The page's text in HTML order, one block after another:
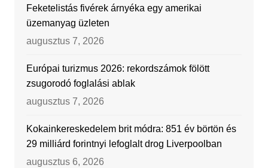
Feketelistás fivérek árnyéka egy amerikai
üzemanyag üzleten
augusztus 7, 2026
Európai turizmus 2026: rekordszámok fölött
zsugorodó foglalási ablak
augusztus 7, 2026
Kokainkereskedelem brit módra: 851 év börtön és
29 milliárd forintnyi lefoglalt drog Liverpoolban
augusztus 6, 2026